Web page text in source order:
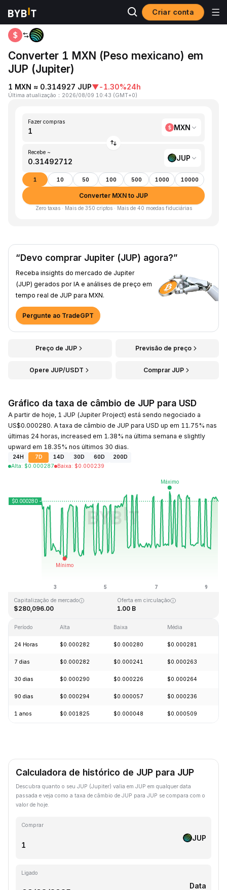
Criar conta
Página inicial
Converter 1 MXN (Peso mexicano) em
JUP (Jupiter)
1 MXN ≈ 0.314927 JUP▼-1.30%24h
Última atualização ： 2026/08/09 10:43 (GMT+0)
Fazer compras
MXN
Recebe ~
JUP
1 10 50 100 500 1000 10000
Converter MXN to JUP
Zero taxas · Mais de 350 criptos · Mais de 40 moedas fiduciárias
“Devo comprar Jupiter (JUP) agora?”
Receba insights do mercado de Jupiter
(JUP) gerados por IA e análises de preço em
tempo real de JUP para MXN.
Pergunte ao TradeGPT
Preço de JUP Previsão de preço
Opere JUP/USDT Comprar JUP
Gráfico da taxa de câmbio de JUP para USD
A partir de hoje, 1 JUP (Jupiter Project) está sendo negociado a
US$0.000280. A taxa de câmbio de JUP para USD up em 11.75% nas
últimas 24 horas, increased em 1.38% na última semana e slightly
upward em 18.35% nos últimos 30 dias.
24H 7D 14D 30D 60D
200D
Alta: $0.000287 Baixa: $0.000239
Última atualização: 2026-08-09, 10:43 GMT+0
Capitalização de mercado
$280,096.00
Oferta em circulação
1.00 B
Período Alta Baixa Média
24 Horas $0.000282 $0.000280 $0.000281
7 dias $0.000282 $0.000241 $0.000263
30 dias $0.000290 $0.000226 $0.000264
90 dias $0.000294 $0.000057 $0.000236
1 anos $0.001825 $0.000048 $0.000509
Calculadora de histórico de JUP para JUP
Descubra quanto o seu JUP (Jupiter) valia em JUP em qualquer data
passada e veja como a taxa de câmbio de JUP para JUP se compara com o
valor de hoje.
Comprar
JUP
Ligado
Data